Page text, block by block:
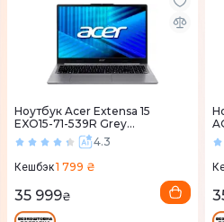
Ноутбук Acer Extensa 15
EXO15-71-539R Grey
(NX.EL3EU.001)4.3
Кешбэк1 799 ₴
35 999₴